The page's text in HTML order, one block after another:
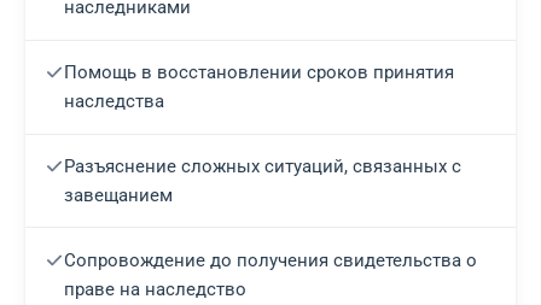
наследниками
Помощь в восстановлении сроков принятия
наследства
Разъяснение сложных ситуаций, связанных с
завещанием
Сопровождение до получения свидетельства о
праве на наследство